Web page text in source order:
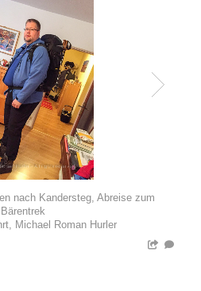
nach Kandersteg, Abreise zum
Bärentrek
Michael Roman Hurler